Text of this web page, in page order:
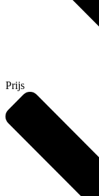
Prijs